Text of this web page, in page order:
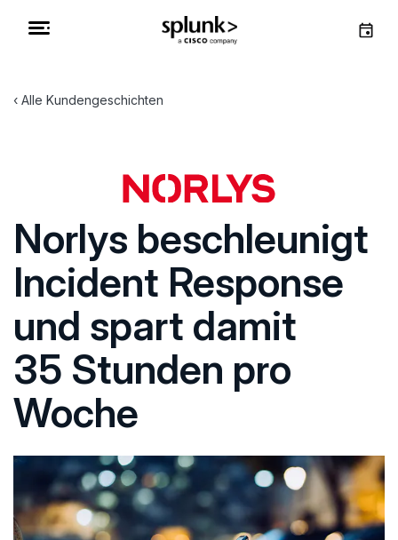
Alle Kundengeschichten
Norlys beschleunigt
Incident Response
und spart damit
35 Stunden pro
Woche